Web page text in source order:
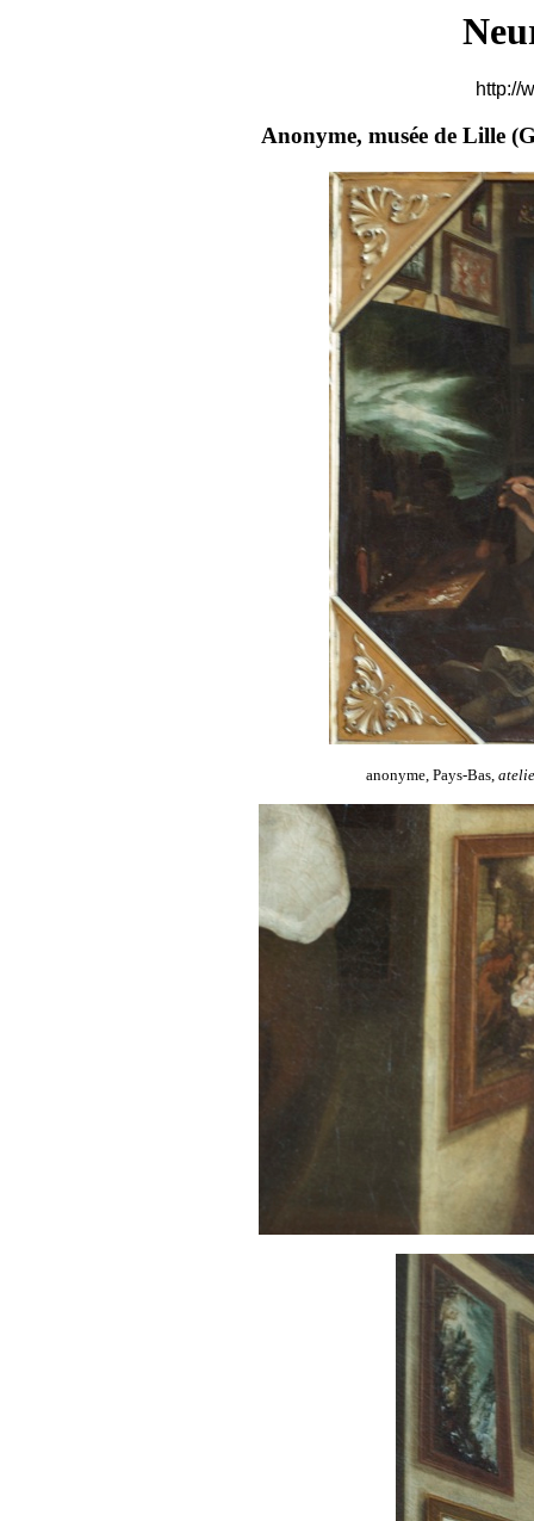
http://
Anonyme, musée de Lille (
anonyme, Pays-Bas,